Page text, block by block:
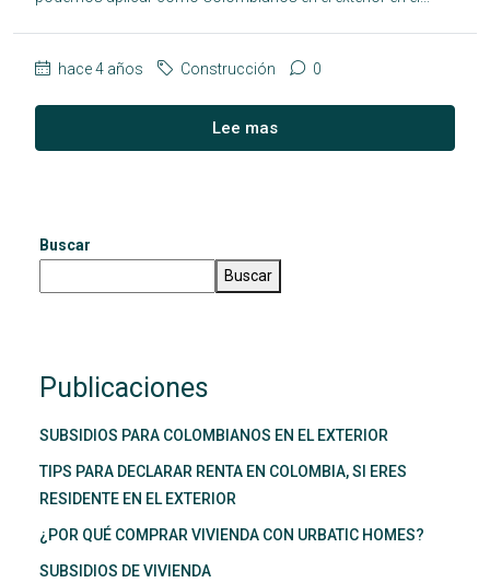
hace 4 años Construcción 0
Lee mas
Buscar
Buscar
Publicaciones
SUBSIDIOS PARA COLOMBIANOS EN EL EXTERIOR
TIPS PARA DECLARAR RENTA EN COLOMBIA, SI ERES
RESIDENTE EN EL EXTERIOR
¿POR QUÉ COMPRAR VIVIENDA CON URBATIC HOMES?
SUBSIDIOS DE VIVIENDA